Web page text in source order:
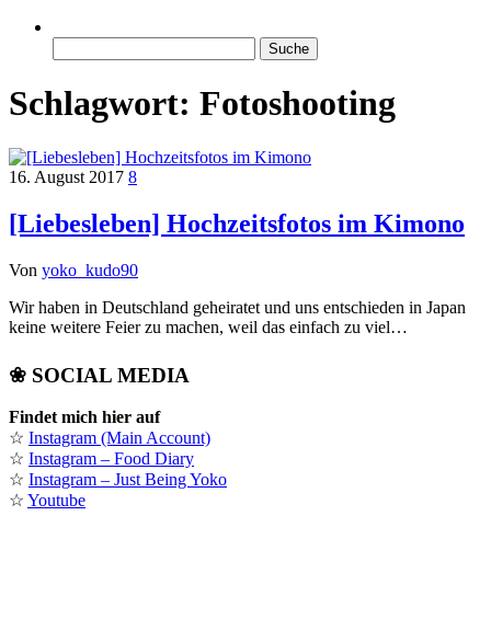
nach:
Schlagwort: Fotoshooting
16. August 2017 8
[Liebesleben] Hochzeitsfotos im Kimono
Von yoko_kudo90
Wir haben in Deutschland geheiratet und uns entschieden in Japan
keine weitere Feier zu machen, weil das einfach zu viel…
❀ SOCIAL MEDIA
Findet mich hier auf
☆ Instagram (Main Account)
☆ Instagram – Food Diary
☆ Instagram – Just Being Yoko
☆ Youtube